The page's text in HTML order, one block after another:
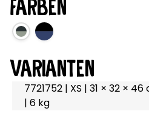
FARBEN
VARIANTEN
7721752 | XS | 31 × 32 × 46
| 6 kg